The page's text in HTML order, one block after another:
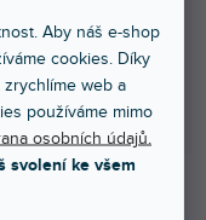
Aby náš e-shop
cookies. Díky
zrychlíme web a
používáme mimo
osobních údajů.
svolení ke všem
143 Kč/ ks
Ušetříte0 Kč